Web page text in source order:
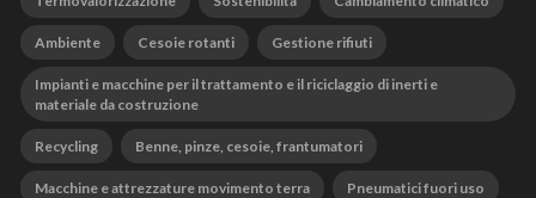
Ambiente Cesoie rotanti Gestione rifiuti
Impianti e macchine per il trattamento e il riciclaggio di inerti e
materiale da costruzione
Recycling Benne, pinze, cesoie, frantumatori
Macchine e attrezzature movimento terra Pneumatici fuori uso